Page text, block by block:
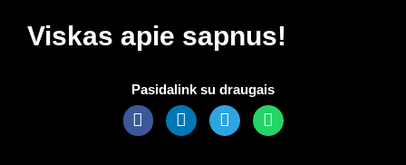
Viskas apie sapnus!
Pasidalink su draugais